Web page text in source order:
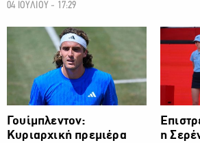
04 ΙΟΥΛΙΟΥ - 17:29
ΑΛΛΑ ΣΠΟΡ
Γουίμπλεντον:
Κυριαρχική πρεμιέρα
η